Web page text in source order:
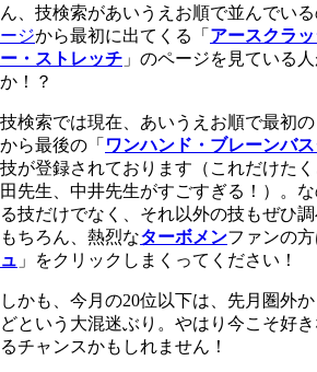
ん、技検索があいうえお順で並んでいる
ージから最初に出てくる「 アースクラ
ー・ストレッチ 」のページを見ている
か！？
技検索では現在、あいうえお順で最初の
から最後の「 ワンハンド・ブレーンバ
技が登録されております（これだけた
田先生、中井先生がすごすぎる！）。
る技だけでなく、それ以外の技もぜひ
もちろん、熱烈なターボメンファンの方
ュ 」をクリックしまくってください！
しかも、今月の20位以下は、先月圏外
どという大混迷ぶり。やはり今こそ好
るチャンスかもしれません！